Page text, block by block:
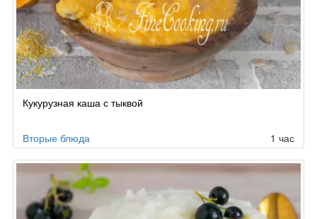
Кукурузная каша с тыквой
Вторые блюда 1 час